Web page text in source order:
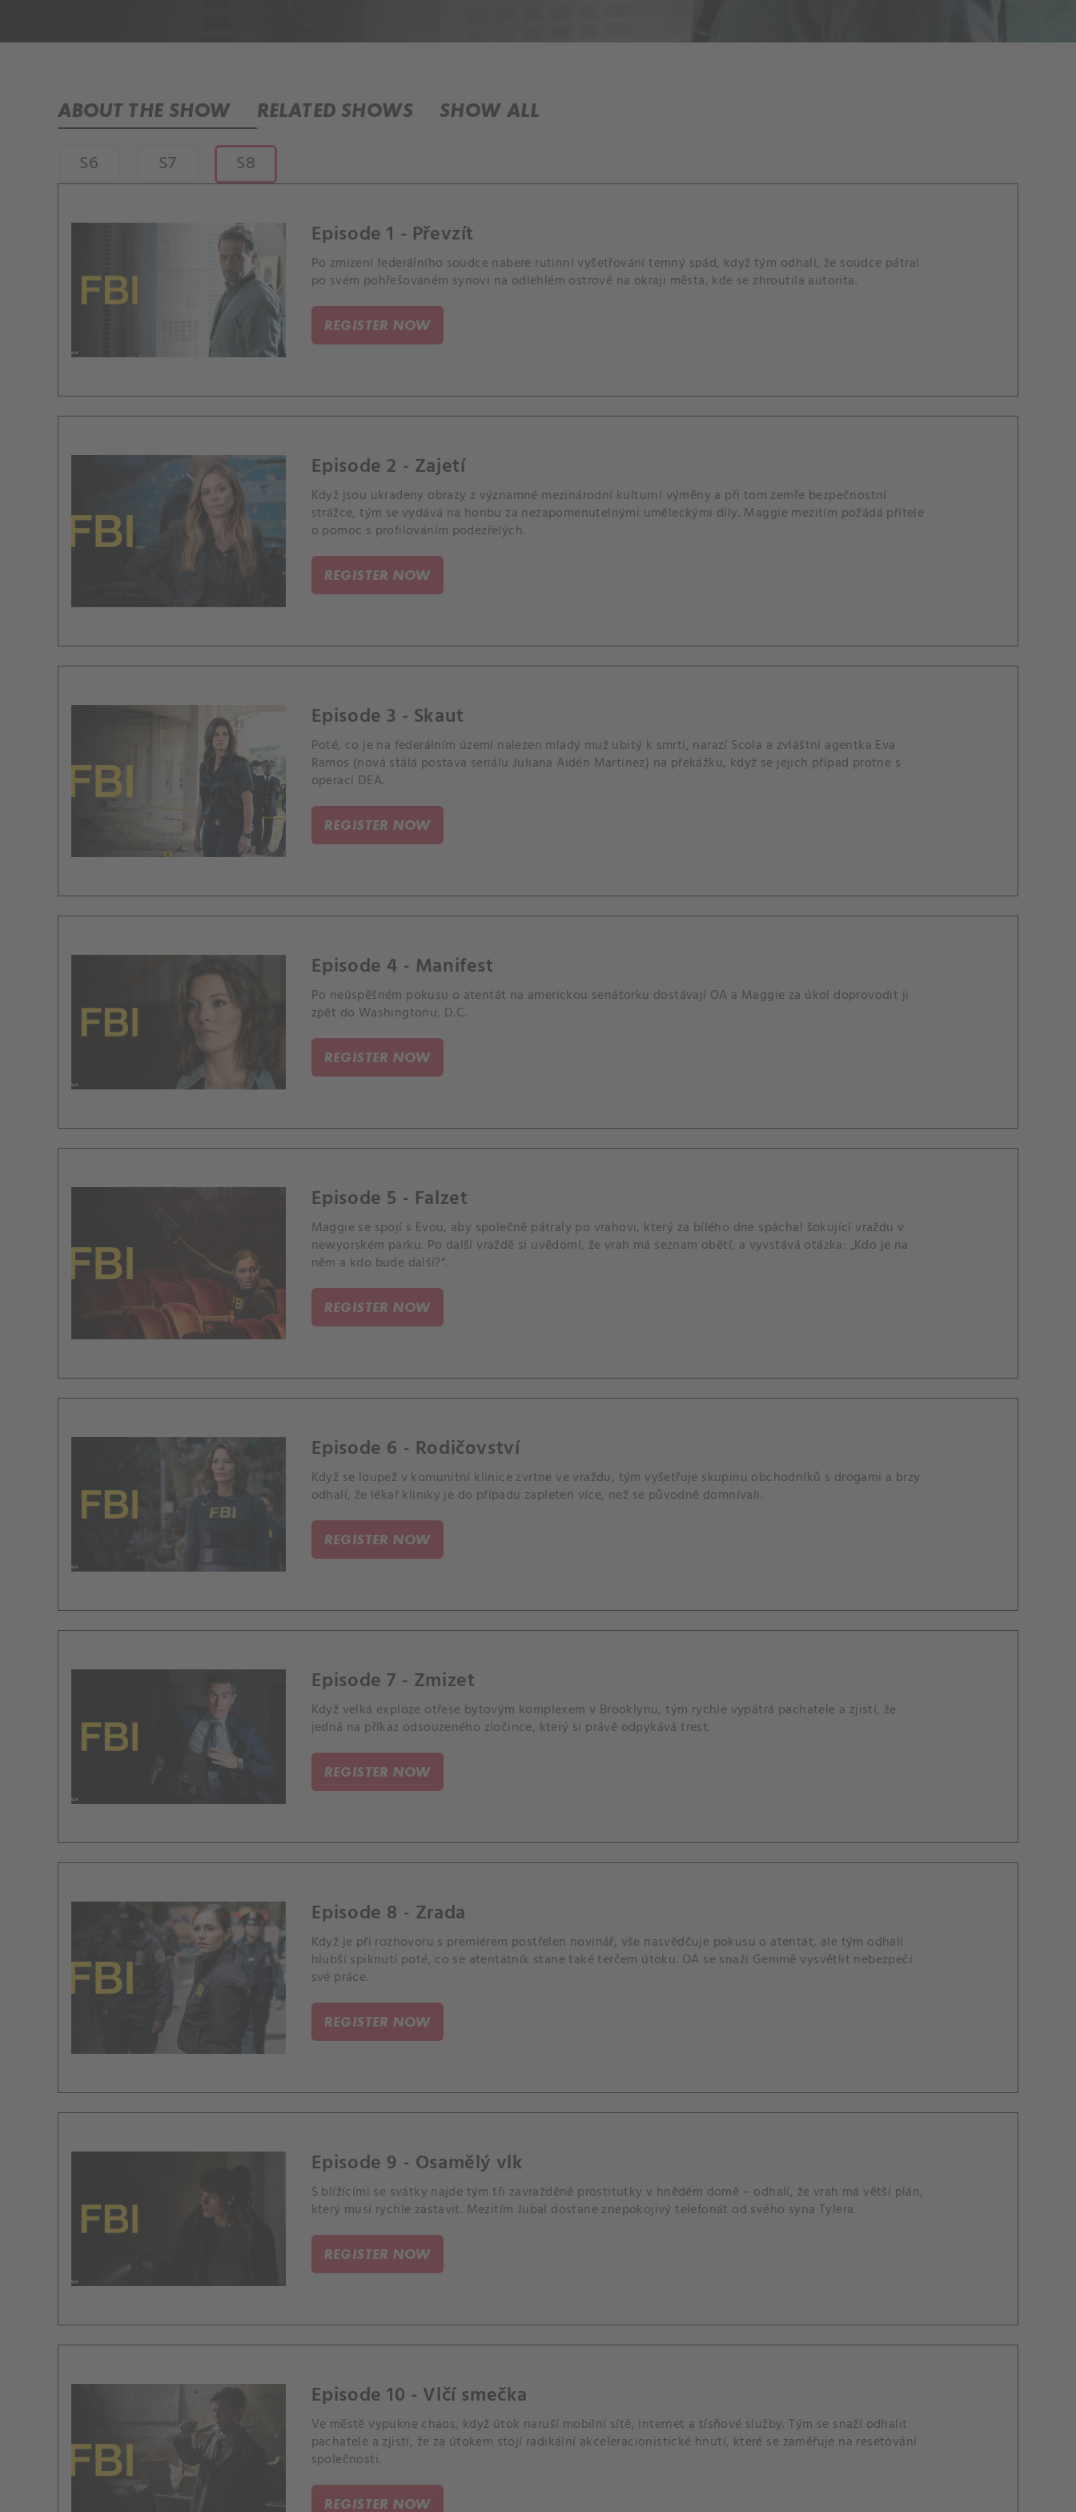
ABOUT THE SHOW RELATED SHOWS SHOW ALL
S6 S7 S8
Episode 1 - Převzít
Po zmizení federálního soudce nabere rutinní vyšetřování temný spád, když tým odhalí, že soudce pátral
po svém pohřešovaném synovi na odlehlém ostrově na okraji města, kde se zhroutila autorita.
REGISTER NOW
Episode 2 - Zajetí
Když jsou ukradeny obrazy z významné mezinárodní kulturní výměny a při tom zemře bezpečnostní
strážce, tým se vydává na honbu za nezapomenutelnými uměleckými díly. Maggie mezitím požádá přítele
o pomoc s profilováním podezřelých.
REGISTER NOW
Episode 3 - Skaut
Poté, co je na federálním území nalezen mladý muž ubitý k smrti, narazí Scola a zvláštní agentka Eva
Ramos (nová stálá postava seriálu Juliana Aidén Martinez) na překážku, když se jejich případ protne s
operací DEA.
REGISTER NOW
Episode 4 - Manifest
Po neúspěšném pokusu o atentát na americkou senátorku dostávají OA a Maggie za úkol doprovodit ji
zpět do Washingtonu, D.C.
REGISTER NOW
Episode 5 - Falzet
Maggie se spojí s Evou, aby společně pátraly po vrahovi, který za bílého dne spáchal šokující vraždu v
newyorském parku. Po další vraždě si uvědomí, že vrah má seznam obětí, a vyvstává otázka: „Kdo je na
něm a kdo bude další?“.
REGISTER NOW
Episode 6 - Rodičovství
Když se loupež v komunitní klinice zvrtne ve vraždu, tým vyšetřuje skupinu obchodníků s drogami a brzy
odhalí, že lékař kliniky je do případu zapleten více, než se původně domnívali.
REGISTER NOW
Episode 7 - Zmizet
Když velká exploze otřese bytovým komplexem v Brooklynu, tým rychle vypátrá pachatele a zjistí, že
jedná na příkaz odsouzeného zločince, který si právě odpykává trest.
REGISTER NOW
Episode 8 - Zrada
Když je při rozhovoru s premiérem postřelen novinář, vše nasvědčuje pokusu o atentát, ale tým odhalí
hlubší spiknutí poté, co se atentátník stane také terčem útoku. OA se snaží Gemmě vysvětlit nebezpečí
své práce.
REGISTER NOW
Episode 9 - Osamělý vlk
S blížícími se svátky najde tým tři zavražděné prostitutky v hnědém domě – odhalí, že vrah má větší plán,
který musí rychle zastavit. Mezitím Jubal dostane znepokojivý telefonát od svého syna Tylera.
REGISTER NOW
Episode 10 - Vlčí smečka
Ve městě vypukne chaos, když útok naruší mobilní sítě, internet a tísňové služby. Tým se snaží odhalit
pachatele a zjistí, že za útokem stojí radikální akceleracionistické hnutí, které se zaměřuje na resetování
společnosti.
REGISTER NOW